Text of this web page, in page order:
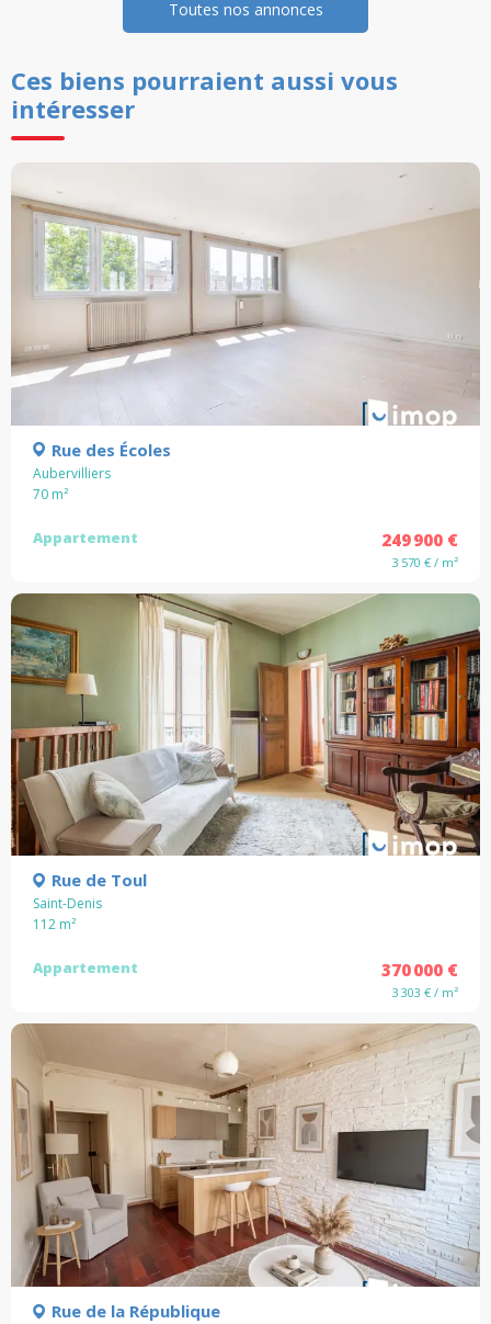
Toutes nos annonces
Ces biens pourraient aussi vous
intéresser
Rue des Écoles
Aubervilliers
70 m²
Appartement 249 900 €
3 570 € / m²
Rue de Toul
Saint-Denis
112 m²
Appartement 370 000 €
3 303 € / m²
Rue de la République